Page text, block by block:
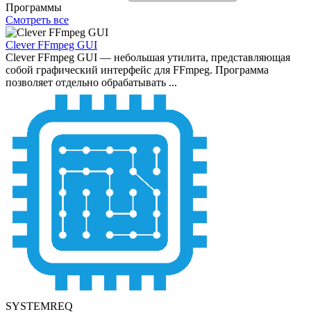
Программы
Смотреть все
Clever FFmpeg GUI
Clever FFmpeg GUI — небольшая утилита, представляющая
собой графический интерфейс для FFmpeg. Программа
позволяет отдельно обрабатывать ...
SYSTEMREQ